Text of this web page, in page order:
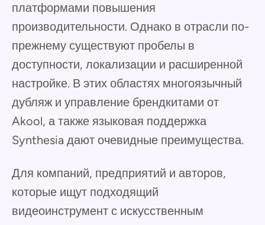
платформами повышения
производительности. Однако в отрасли по-
прежнему существуют пробелы в
доступности, локализации и расширенной
настройке. В этих областях многоязычный
дубляж и управление брендкитами от
Akool, а также языковая поддержка
Synthesia дают очевидные преимущества.
Для компаний, предприятий и авторов,
которые ищут подходящий
видеоинструмент с искусственным